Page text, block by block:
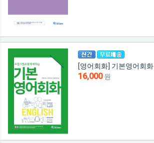
[영어회화] 기본영어회화
16,000원